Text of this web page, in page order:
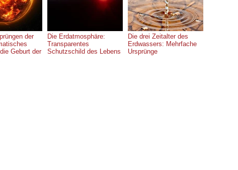
der
Geburt der
Die Erdatmosphäre:
Transparentes
Schutzschild des Lebens
Die drei Zeitalter des
Erdwassers: Mehrfache
Ursprünge